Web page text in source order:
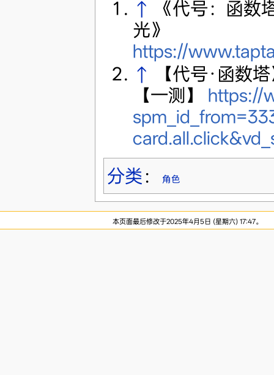
↑
《代号：函数
光》
https://
↑
【代号·函数
【一测】 https://
分类 ： 角色
本页面最后修改于2025年4月5日 (星期六) 17:47。